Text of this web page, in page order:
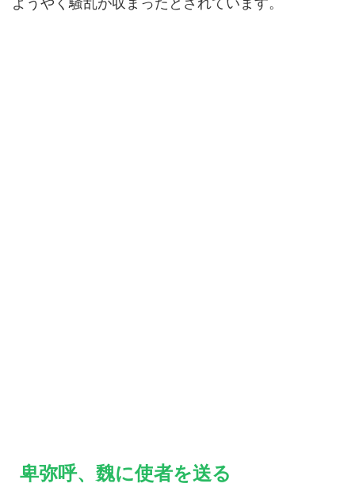
卑弥呼、魏に使者を送る